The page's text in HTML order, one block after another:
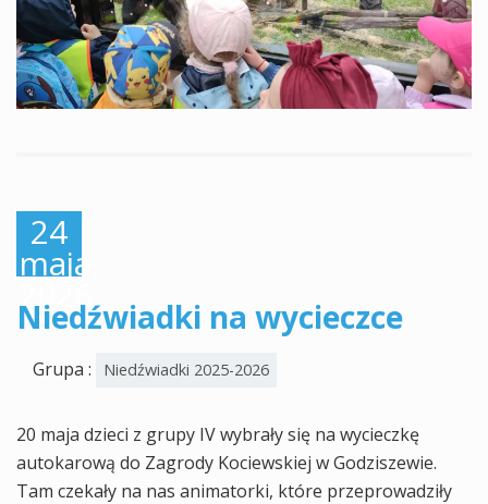
24
maja,
2026
Niedźwiadki na wycieczce
Grupa : Niedźwiadki 2025-2026
20 maja dzieci z grupy IV wybrały się na wycieczkę
autokarową do Zagrody Kociewskiej w Godziszewie.
Tam czekały na nas animatorki, które przeprowadziły